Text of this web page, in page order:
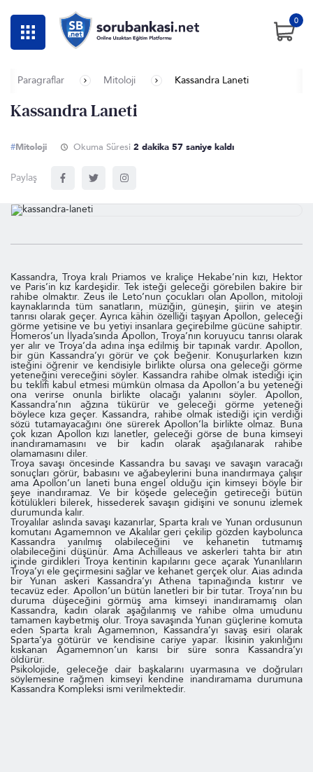
0
Paragraflar Mitoloji Kassandra Laneti
Kassandra Laneti
#Mitoloji Okuma Süresi 2 dakika 56 saniye kaldı
Paylaş
Kassandra, Troya kralı Priamos ve kraliçe Hekabe’nin kızı, Hektor
ve Paris’in kız kardeşidir. Tek isteği geleceği görebilen bakire bir
rahibe olmaktır. Zeus ile Leto’nun çocukları olan Apollon, mitoloji
kaynaklarında tüm sanatların, müziğin, güneşin, şiirin ve ateşin
tanrısı olarak geçer. Ayrıca kâhin özelliği taşıyan Apollon, geleceği
görme yetisine ve bu yetiyi insanlara geçirebilme gücüne sahiptir.
Homeros’un İlyada’sında Apollon, Troya’nın koruyucu tanrısı olarak
yer alır ve Troya’da adına inşa edilmiş bir tapınak vardır. Apollon,
bir gün Kassandra’yı görür ve çok beğenir. Konuşurlarken kızın
isteğini öğrenir ve kendisiyle birlikte olursa ona geleceği görme
yeteneğini vereceğini söyler. Kassandra rahibe olmak istediği için
bu teklifi kabul etmesi mümkün olmasa da Apollon’a bu yeteneği
ona verirse onunla birlikte olacağı yalanını söyler. Apollon,
Kassandra’nın ağzına tükürür ve geleceği görme yeteneği
böylece kıza geçer. Kassandra, rahibe olmak istediği için verdiği
sözü tutamayacağını öne sürerek Apollon’la birlikte olmaz. Buna
çok kızan Apollon kızı lanetler, geleceği görse de buna kimseyi
inandıramamasını ve bir kadın olarak aşağılanarak rahibe
olamamasını diler.
Troya savaşı öncesinde Kassandra bu savaşı ve savaşın varacağı
sonuçları görür, babasını ve ağabeylerini buna inandırmaya çalışır
ama Apollon’un laneti buna engel olduğu için kimseyi böyle bir
şeye inandıramaz. Ve bir köşede geleceğin getireceği bütün
kötülükleri bilerek, hissederek savaşın gidişini ve sonunu izlemek
durumunda kalır.
Troyalılar aslında savaşı kazanırlar, Sparta kralı ve Yunan ordusunun
komutanı Agamemnon ve Akalılar geri çekilip gözden kaybolunca
Kassandra yanılmış olabileceğini ve kehanetin tutmamış
olabileceğini düşünür. Ama Achilleaus ve askerleri tahta bir atın
içinde girdikleri Troya kentinin kapılarını gece açarak Yunanlıların
Troya’yı ele geçirmesini sağlar ve kehanet gerçek olur. Aias adında
bir Yunan askeri Kassandra’yı Athena tapınağında kıstırır ve
tecavüz eder. Apollon’un bütün lanetleri bir bir tutar. Troya’nın bu
duruma düşeceğini görmüş ama kimseyi inandıramamış olan
Kassandra, kadın olarak aşağılanmış ve rahibe olma umudunu
tamamen kaybetmiş olur. Troya savaşında Yunan güçlerine komuta
eden Sparta kralı Agamemnon, Kassandra’yı savaş esiri olarak
Sparta’ya götürür ve kendisine cariye yapar. İkisinin yakınlığını
kıskanan Agamemnon’un karısı bir süre sonra Kassandra’yı
öldürür.
Psikolojide, geleceğe dair başkalarını uyarmasına ve doğruları
söylemesine rağmen kimseyi kendine inandıramama durumuna
Kassandra Kompleksi ismi verilmektedir.